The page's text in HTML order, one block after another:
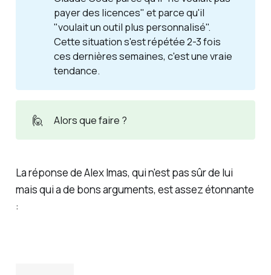
payer des licences" et parce qu'il
"voulait un outil plus personnalisé".
Cette situation s'est répétée 2-3 fois
ces dernières semaines, c'est une vraie
tendance.
🙋 Alors que faire ?
La réponse de Alex Imas, qui n'est pas sûr de lui
mais qui a de bons arguments, est assez étonnante
: